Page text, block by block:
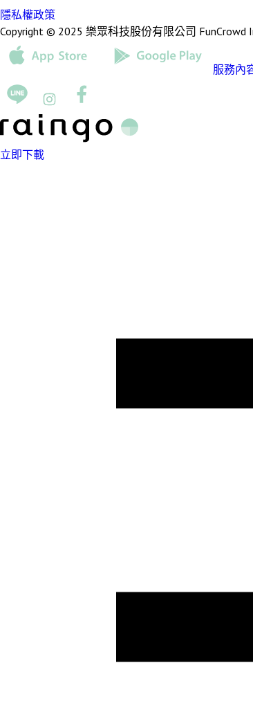
隱私權政策
Copyright © 2025 樂眾科技股份有限公司 FunCrowd
服務內
立即下載